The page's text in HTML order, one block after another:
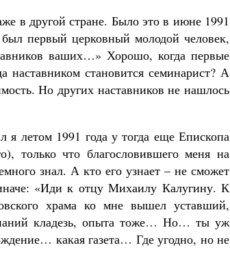
в другой стране. Было это в июне 1991
первый церковный молодой человек,
ваших…» Хорошо, когда первые
наставником становится семинарист? А
Но других наставников не нашлось
я летом 1991 года у тогда еще Епископа
только что благословившего меня на
знал. А кто его узнает – не сможет
«Иди к отцу Михаилу Калугину. К
храма ко мне вышел уставший,
кладезь, опыта тоже… Но… ты уж
какая газета… Где угодно, но не